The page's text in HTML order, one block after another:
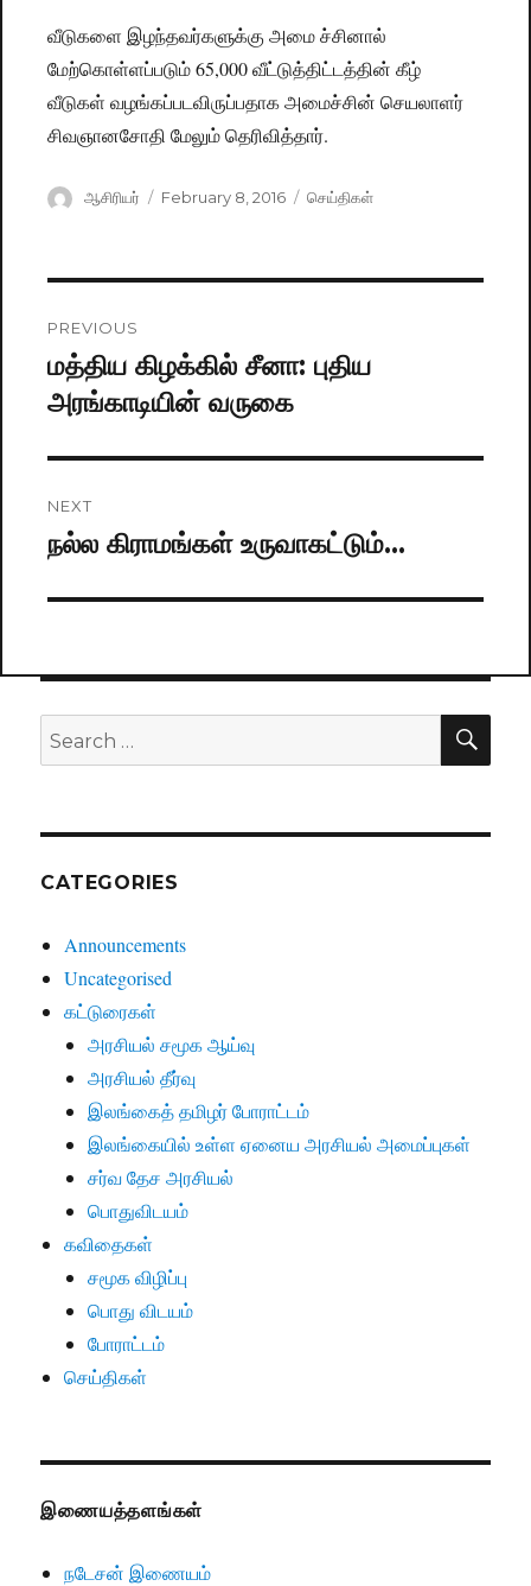
வீடுகளை இழந்தவர்களுக்கு அமை ச்சினால்
மேற்கொள்ளப்படும் 65,000 வீட்டுத்திட்டத்தின் கீழ்
வீடுகள் வழங்கப்படவிருப்பதாக அமைச்சின் செயலாளர்
சிவஞானசோதி மேலும் தெரிவித்தார்.
Author
ஆசிரியர்
Posted
February 8, 2016 Categories
செய்திகள்
navigation
PREVIOUS
Previous
post:
மத்திய கிழக்கில் சீனா: புதிய
அரங்காடியின் வருகை
NEXT
Next
நல்ல கிராமங்கள் உருவாகட்டும்…
Search
for:
CATEGORIES
Announcements
Uncategorised
கட்டுரைகள்
அரசியல் சமூக ஆய்வு
அரசியல் தீர்வு
இலங்கைத் தமிழர் போராட்டம்
இலங்கையில் உள்ள ஏனைய அரசியல் அமைப்புகள்
சர்வ தேச அரசியல்
பொதுவிடயம்
கவிதைகள்
சமூக விழிப்பு
பொது விடயம்
போராட்டம்
செய்திகள்
இணையத்தளங்கள்
நடேசன் இணையம்